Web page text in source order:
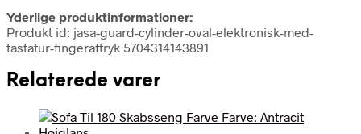
Yderlige produktinformationer:
Produkt id: jasa-guard-cylinder-oval-elektronisk-med-
tastatur-fingeraftryk 5704314143891
Relaterede varer